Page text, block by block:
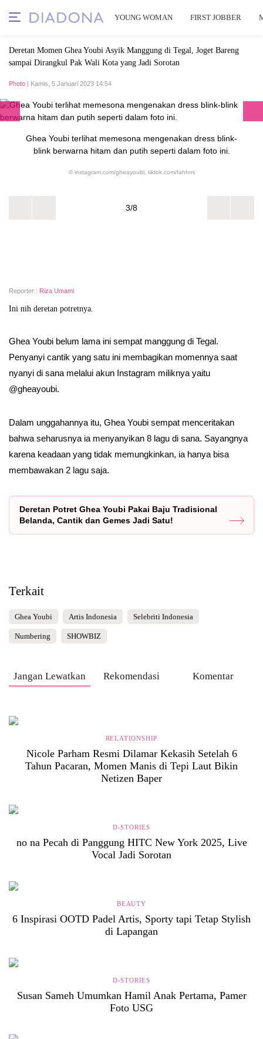
YOUNG WOMAN FIRST JOBBER
Deretan Momen Ghea Youbi Asyik Manggung di Tegal, Joget Bareng
sampai Dirangkul Pak Wali Kota yang Jadi Sorotan
Photo | Kamis, 5 Januari 2023 14:54
Ghea Youbi terlihat memesona mengenakan dress blink-
blink berwarna hitam dan putih seperti dalam foto ini.
© instagram.com/gheayoubi, tiktok.com/fahhmi
3/8
Reporter : Riza Umami
Ini nih deretan potretnya.
Ghea Youbi belum lama ini sempat manggung di Tegal.
Penyanyi cantik yang satu ini membagikan momennya saat
nyanyi di sana melalui akun Instagram miliknya yaitu
@gheayoubi.
Dalam unggahannya itu, Ghea Youbi sempat menceritakan
bahwa seharusnya ia menyanyikan 8 lagu di sana. Sayangnya
karena keadaan yang tidak memungkinkan, ia hanya bisa
membawakan 2 lagu saja.
Deretan Potret Ghea Youbi Pakai Baju Tradisional
Belanda, Cantik dan Gemes Jadi Satu!
Terkait
Ghea Youbi Artis Indonesia Selebriti Indonesia
Numbering SHOWBIZ
Jangan Lewatkan Rekomendasi Komentar
RELATIONSHIP
Nicole Parham Resmi Dilamar Kekasih Setelah 6
Tahun Pacaran, Momen Manis di Tepi Laut Bikin
Netizen Baper
D-STORIES
no na Pecah di Panggung HITC New York 2025, Live
Vocal Jadi Sorotan
BEAUTY
6 Inspirasi OOTD Padel Artis, Sporty tapi Tetap Stylish
di Lapangan
D-STORIES
Susan Sameh Umumkan Hamil Anak Pertama, Pamer
Foto USG